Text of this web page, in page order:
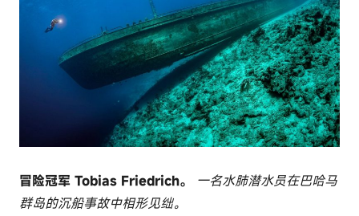
冒险冠军 Tobias Friedrich。
一名水肺潜水员在巴哈马
群岛的沉船事故中相形见绌。